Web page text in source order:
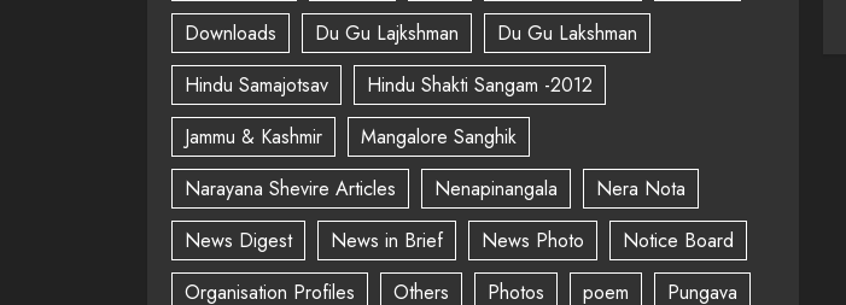
Downloads
Du Gu Lajkshman
Du Gu Lakshman
Hindu Samajotsav
Hindu Shakti Sangam -2012
Jammu & Kashmir
Mangalore Sanghik
Narayana Shevire Articles
Nenapinangala
Nera Nota
News Digest
News in Brief News Photo
Notice Board
Organisation Profiles
Others Photos poem Pungava